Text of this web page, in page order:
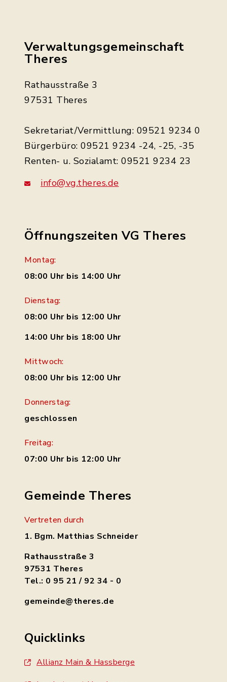
Verwaltungsgemeinschaft
Theres
Rathausstraße 3
97531 Theres
Sekretariat/Vermittlung: 09521 9234 0
Bürgerbüro: 09521 9234 -24, -25, -35
Renten- u. Sozialamt: 09521 9234 23
info@vg.theres.de
Öffnungszeiten VG Theres
Montag:
08:00 Uhr bis 14:00 Uhr
Dienstag:
08:00 Uhr bis 12:00 Uhr
14:00 Uhr bis 18:00 Uhr
Mittwoch:
08:00 Uhr bis 12:00 Uhr
Donnerstag:
geschlossen
Freitag:
07:00 Uhr bis 12:00 Uhr
Gemeinde Theres
Vertreten durch
1. Bgm. Matthias Schneider
Rathausstraße 3
97531 Theres
Tel.: 0 95 21 / 92 34 - 0
gemeinde@theres.de
Quicklinks
Allianz Main & Hassberge